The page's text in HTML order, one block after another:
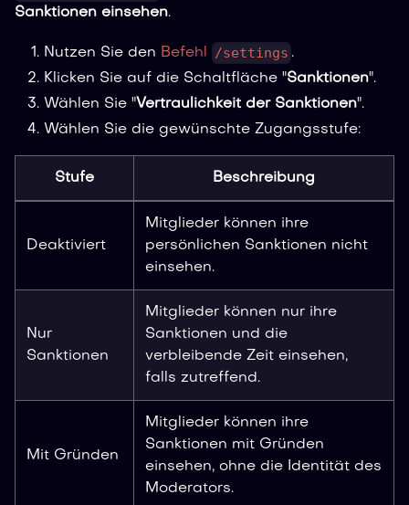
Sanktionen einsehen.
Nutzen Sie den Befehl /settings .
Klicken Sie auf die Schaltfläche "Sanktionen".
Wählen Sie "Vertraulichkeit der Sanktionen".
Wählen Sie die gewünschte Zugangsstufe:
Stufe Beschreibung
Deaktiviert
Mitglieder können ihre
persönlichen Sanktionen nicht
einsehen.
Nur
Sanktionen
Mitglieder können nur ihre
Sanktionen und die
verbleibende Zeit einsehen,
falls zutreffend.
Mit Gründen
Mitglieder können ihre
Sanktionen mit Gründen
einsehen, ohne die Identität des
Moderators.